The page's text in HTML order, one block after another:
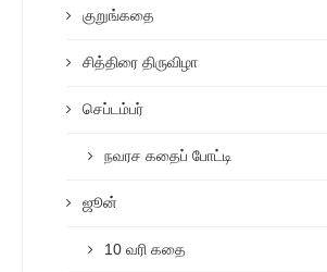
குறுங்கதை
சித்திரை திருவிழா
செப்டம்பர்
நவரச கதைப் போட்டி
ஜூன்
10 வரி கதை